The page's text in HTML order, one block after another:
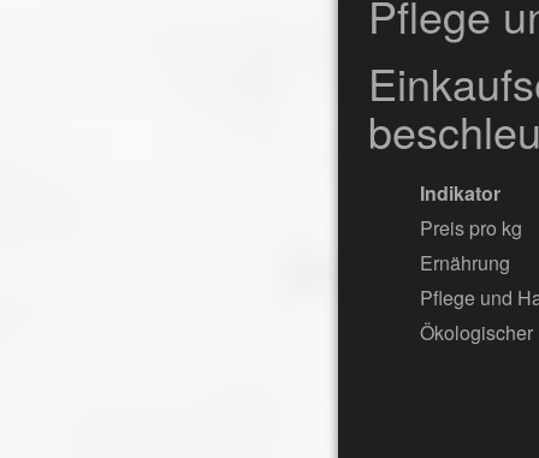
Pflege
Indikator
Preis pro kg
Ernährung
Pflege und
Ökologischer